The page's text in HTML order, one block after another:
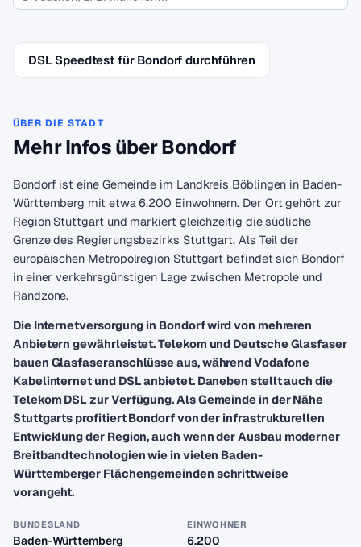
DSL Speedtest für Bondorf durchführen
ÜBER DIE STADT
Mehr Infos über Bondorf
Bondorf ist eine Gemeinde im Landkreis Böblingen in Baden-
Württemberg mit etwa 6.200 Einwohnern. Der Ort gehört zur
Region Stuttgart und markiert gleichzeitig die südliche
Grenze des Regierungsbezirks Stuttgart. Als Teil der
europäischen Metropolregion Stuttgart befindet sich Bondorf
in einer verkehrsgünstigen Lage zwischen Metropole und
Randzone.
Die Internetversorgung in Bondorf wird von mehreren
Anbietern gewährleistet. Telekom und Deutsche Glasfaser
bauen Glasfaseranschlüsse aus, während Vodafone
Kabelinternet und DSL anbietet. Daneben stellt auch die
Telekom DSL zur Verfügung. Als Gemeinde in der Nähe
Stuttgarts profitiert Bondorf von der infrastrukturellen
Entwicklung der Region, auch wenn der Ausbau moderner
Breitbandtechnologien wie in vielen Baden-
Württemberger Flächengemeinden schrittweise
vorangeht.
BUNDESLAND
Baden-Württemberg
EINWOHNER
6.200